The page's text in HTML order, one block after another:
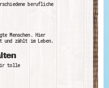
berufliche
Menschen. Hier
zählt im Leben.
tolle